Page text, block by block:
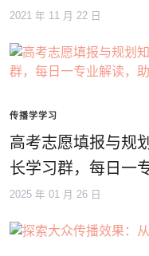
2021 年 11 月 22 日
传播学学习
高考志愿填报与规
长学习群，每日一
2025 年 01 月 26 日